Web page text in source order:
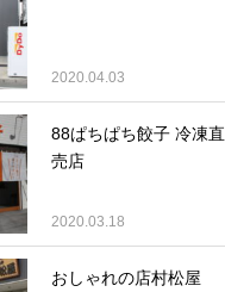
2020.04.03
88ぱちぱち餃子 冷凍直
売店
2020.03.18
おしゃれの店村松屋